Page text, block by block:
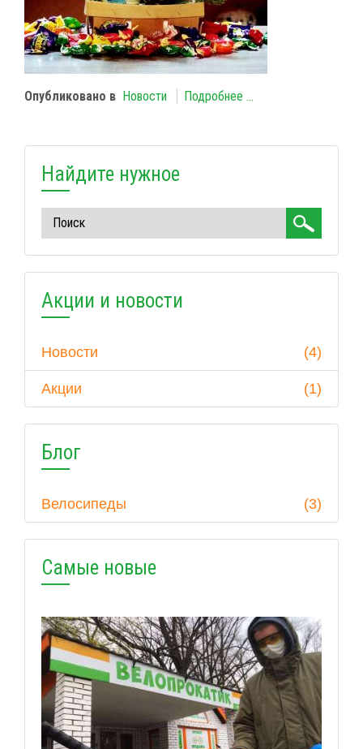
Опубликовано в Новости Подробнее ...
Найдите нужное
Акции и новости
Новости (4)
Акции (1)
Блог
Велосипеды (3)
Самые новые